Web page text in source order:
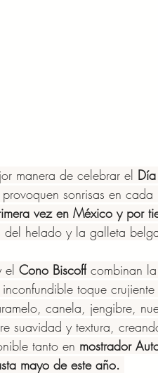
manera de celebrar el
provoquen sonrisas en
vez en México y por
del helado y la galleta
el Cono Biscoff combinan
toque
canela, jengibre,
suavidad y textura,
tanto en mostrador
mayo de este año.